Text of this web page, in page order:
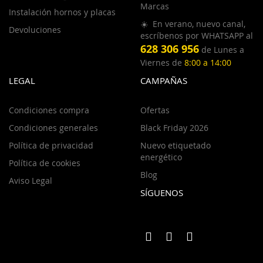
Instalación hornos y placas
Devoluciones
Marcas
☀️ En verano, nuevo canal,
escríbenos por WHATSAPP al
628 306 956 de Lunes a
Viernes de 8:00 a 14:00
LEGAL
Condiciones compra
Condiciones generales
Política de privacidad
Política de cookies
Aviso Legal
CAMPAÑAS
Ofertas
Black Friday 2026
Nuevo etiquetado
energético
Blog
SÍGUENOS